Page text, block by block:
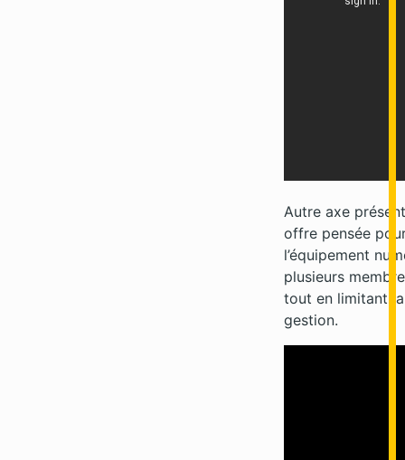
Autre axe
offre pensée
l’équipement
plusieurs
tout en limitant
gestion.